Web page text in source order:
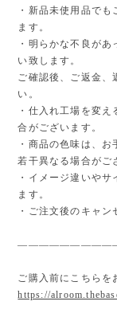
・新品未使用品で
ます。
・明らかな不良が
い致します。
ご確認後、ご返金、
い。
・仕入れ工場を変
合がございます。
・商品の色味は、
若干異なる場合がご
・イメージ違いや
ます。
・ご注文後のキャン
ご購入前にこちらを
https://